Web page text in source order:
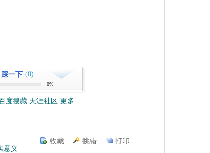
踩一下 (0)
0%
度搜藏 天涯社区 更多
意义
收藏 挑错 打印